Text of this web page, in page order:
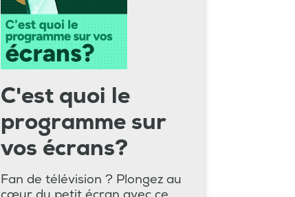
C'est quoi le
programme sur
vos écrans?
Fan de télévision ? Plongez au